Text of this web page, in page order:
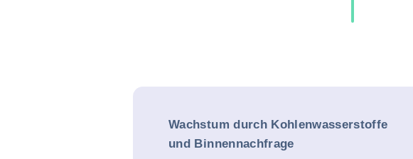
Wachstum durch Kohlenwasserstoffe
und Binnennachfrage